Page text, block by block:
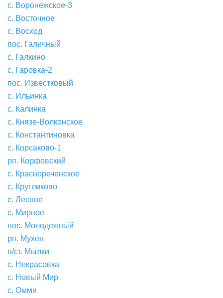
с. Воронежское-3
с. Восточное
с. Восход
пос. Галичный
с. Галкино
с. Гаровка-2
пос. Известковый
с. Ильинка
с. Калинка
с. Князе-Волконское
с. Константиновка
с. Корсаково-1
рп. Корфовский
с. Краснореченское
с. Кругликово
с. Лесное
с. Мирное
пос. Молодежный
рп. Мухен
п/ст. Мылки
с. Некрасовка
с. Новый Мир
с. Омми